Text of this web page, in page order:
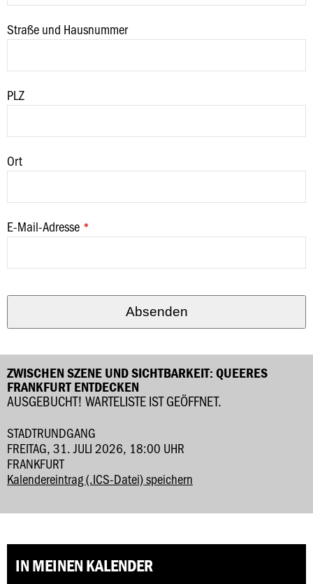
Straße und Hausnummer
PLZ
Ort
E-Mail-Adresse *
Phone
Absenden
ZWISCHEN SZENE UND SICHTBARKEIT: QUEERES
FRANKFURT ENTDECKEN
AUSGEBUCHT! WARTELISTE IST GEÖFFNET.
STADTRUNDGANG
FREITAG, 31. JULI 2026, 18:00 UHR
FRANKFURT
Kalendereintrag (.ICS-Datei) speichern
IN MEINEN KALENDER